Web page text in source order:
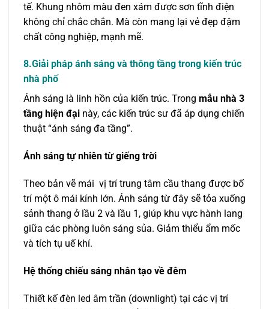
tế. Khung nhôm màu đen xám được sơn tĩnh điện
không chỉ chắc chắn. Mà còn mang lại vẻ đẹp đậm
chất công nghiệp, mạnh mẽ.
8.Giải pháp ánh sáng và thông tầng trong kiến trúc
nhà phố
Ánh sáng là linh hồn của kiến trúc. Trong mẫu nhà 3
tầng hiện đại này, các kiến trúc sư đã áp dụng chiến
thuật “ánh sáng đa tầng”.
Ánh sáng tự nhiên từ giếng trời
Theo bản vẽ mái vị trí trung tâm cầu thang được bố
trí một ô mái kính lớn. Ánh sáng từ đây sẽ tỏa xuống
sảnh thang ở lầu 2 và lầu 1, giúp khu vực hành lang
giữa các phòng luôn sáng sủa. Giảm thiểu ẩm mốc
và tích tụ uế khí.
Hệ thống chiếu sáng nhân tạo về đêm
Thiết kế đèn led âm trần (downlight) tại các vị trí